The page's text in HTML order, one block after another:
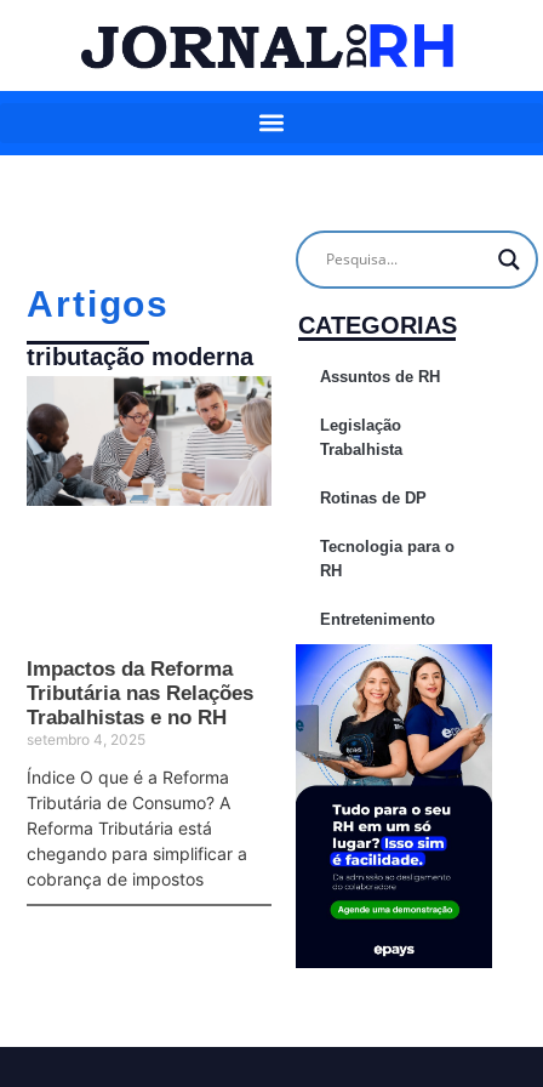
Artigos
tributação moderna
Impactos da Reforma
Tributária nas Relações
Trabalhistas e no RH
setembro 4, 2025
Índice O que é a Reforma
Tributária de Consumo? A
Reforma Tributária está
chegando para simplificar a
cobrança de impostos
CATEGORIAS
Assuntos de RH
Legislação
Trabalhista
Rotinas de DP
Tecnologia para o
RH
Entretenimento